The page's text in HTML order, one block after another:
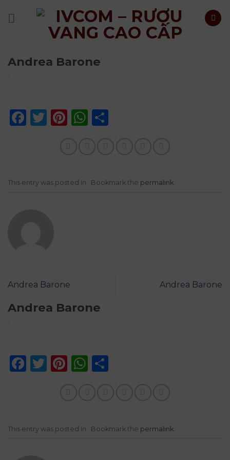
Andrea Barone
Facebook
Twitter
Pinterest
WhatsApp
This entry was posted in . Bookmark the permalink.
Andrea Barone Andrea Barone
Andrea Barone
Facebook
Twitter
Pinterest
WhatsApp
This entry was posted in . Bookmark the permalink